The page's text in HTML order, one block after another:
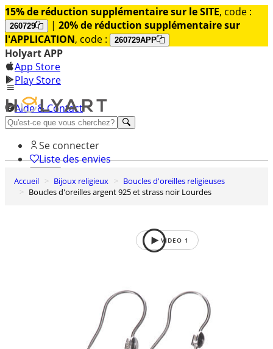
15% de réduction supplémentaire sur le SITE, code :
260729 | 20% de réduction supplémentaire sur
l'APPLICATION, code : 260729APP
Holyart APP
App Store
Play Store
Aide & Contact
Découvrez Premium
Se connecter
Liste des envies
0
Panier
Accueil Bijoux religieux
Boucles d'oreilles religieuses
Boucles d'oreilles argent 925 et strass noir Lourdes
VIDEO 1